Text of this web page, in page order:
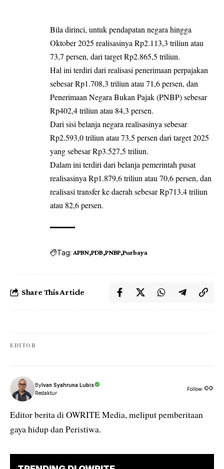
Bila dirinci, untuk pendapatan negara hingga
Oktober 2025 realisasinya Rp2.113,3 triliun atau
73,7 persen, dari target Rp2.865,5 triliun.
Hal ini terdiri dari realisasi penerimaan perpajakan
sebesar Rp1.708,3 triliun atau 71,6 persen, dan
Penerimaan Negara Bukan Pajak (PNBP) sebesar
Rp402,4 triliun atau 84,3 persen.
Dari sisi belanja negara realisasinya sebesar
Rp2.593,0 triliun atau 73,5 persen dari target 2025
yang sebesar Rp3.527,5 triliun.
Dalam ini terdiri dari belanja pemerintah pusat
realisasinya Rp1.879,6 triliun atau 70,6 persen, dan
realisasi transfer ke daerah sebesar Rp713,4 triliun
atau 82,6 persen.
Tag: APBN PDB PNBP Purbaya
Share This Article
EDITOR
ByIvan Syahruna Lubis
Redaktur
Follow:
Editor berita di OWRITE Media, meliput pemberitaan
gaya hidup dan Peristiwa.